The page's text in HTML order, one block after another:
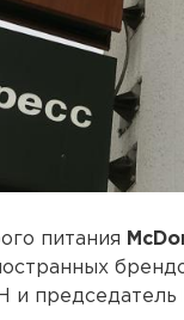
питания
и